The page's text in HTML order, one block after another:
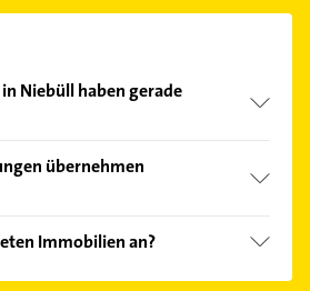
Niebüll haben gerade
diese an Sonn- und
können.
übernehmen
und Renovierung.
Immobilien an?
unter anderem Büros,